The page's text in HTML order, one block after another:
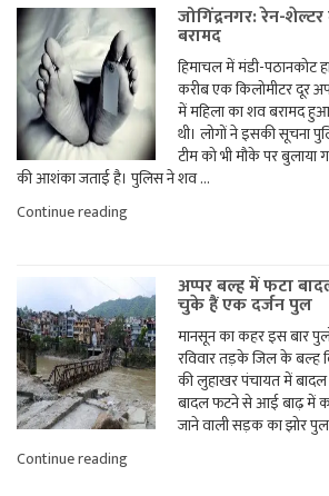
रौशन
किया
क्षेत्र
का
नाम,
बनी
सिविल
जज"
जोगिंद्रनगर: रेन-
बरामद
हिमाचल में मंडी-पठानकोट
करीब एक किलोमीटर दूर
में महिला का शव बरामद
थी। लोगों ने इसकी सूचना
टीम को भी मौके पर बुलाया
की आशंका जताई है। पुलिस ने शव …
Continue reading"जोगिंद्रनगर:
का
श*व
बरामद"
अप्पर बल्ह में फटा
चुके हैं एक दर्जन पुल
मानसून का कहर इस बार
रविवार तड़के जिल के बल्ह
की लुहाखर पंचायत में
बादल फटने से आई बाढ़ में
जाने वाली सड़क का झोर
Continue reading"अप्पर